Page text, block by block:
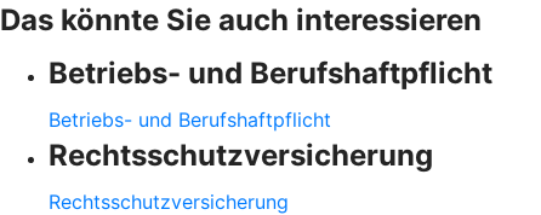
Das könnte Sie auch interessieren
Betriebs- und Berufshaftpflicht
Betriebs- und Berufshaftpflicht
Rechtsschutzversicherung
Rechtsschutzversicherung